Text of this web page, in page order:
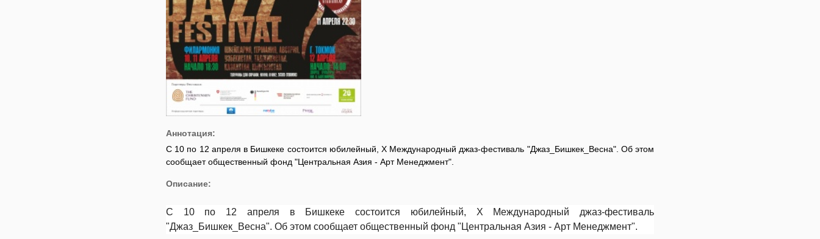
Аннотация:
С 10 по 12 апреля в Бишкеке состоится юбилейный, Х Международный джаз-фестиваль "Джаз_Бишкек_Весна". Об этом
сообщает общественный фонд "Центральная Азия - Арт Менеджмент".
Описание:
С 10 по 12 апреля в Бишкеке состоится юбилейный, Х Международный джаз-фестиваль
"Джаз_Бишкек_Весна". Об этом сообщает общественный фонд "Центральная Азия - Арт Менеджмент".